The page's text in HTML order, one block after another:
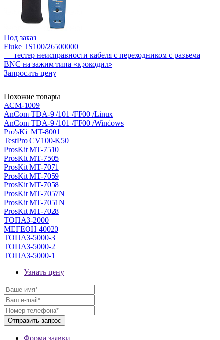
Под заказ
Fluke TS100/26500000
— тестер неисправности кабеля с переходником с разъема
BNC на зажим типа «крокодил»
Запросить цену
Похожие товары
АСМ-1009
AnCom TDA-9 /101 /FF00 /Linux
AnCom TDA-9 /101 /FF00 /Windows
Pro'sKit MT-8001
TestPro CV100-K50
ProsKit MT-7510
ProsKit MT-7505
ProsKit MT-7071
ProsKit MT-7059
ProsKit MT-7058
ProsKit MT-7057N
ProsKit MT-7051N
ProsKit MT-7028
ТОПАЗ-2000
МЕГЕОН 40020
ТОПАЗ-5000-3
ТОПАЗ-5000-2
ТОПАЗ-5000-1
Узнать цену
Форма заявки